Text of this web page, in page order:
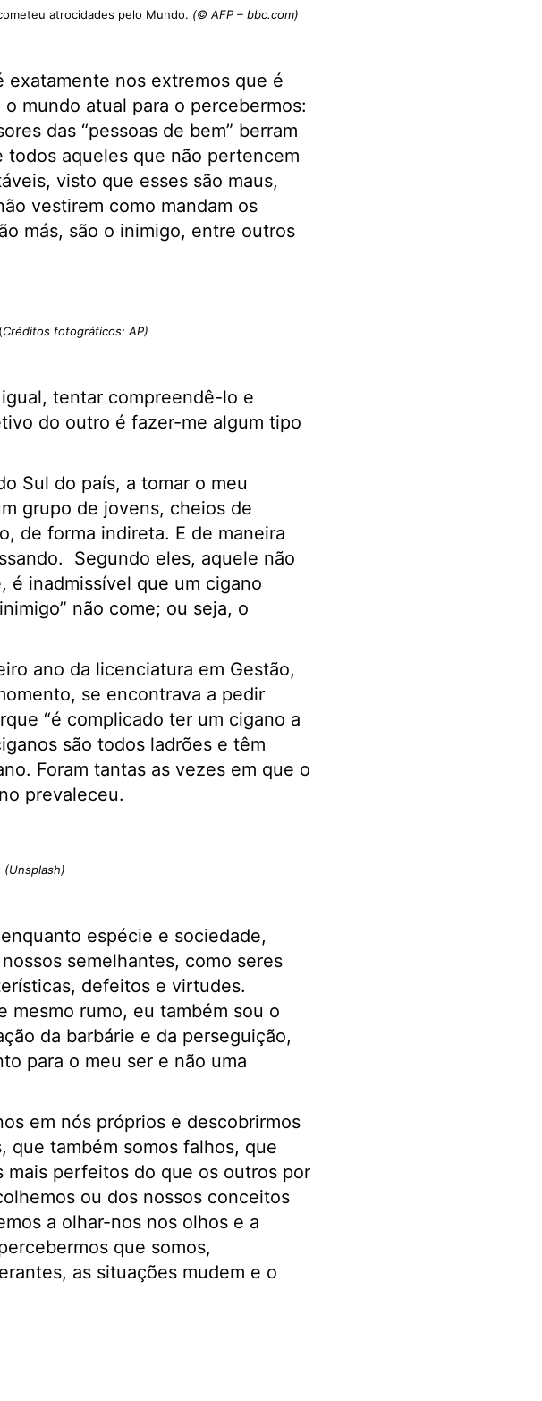
atrocidades pelo Mundo. (© AFP – bbc.com)
exatamente nos extremos que é
mundo atual para o percebermos:
das “pessoas de bem” berram
aqueles que não pertencem
visto que esses são maus,
vestirem como mandam os
más, são o inimigo, entre outros
Créditos fotográficos: AP)
tentar compreendê-lo e
do outro é fazer-me algum tipo
Sul do país, a tomar o meu
grupo de jovens, cheios de
de forma indireta. E de maneira
Segundo eles, aquele não
é inadmissível que um cigano
não come; ou seja, o
ano da licenciatura em Gestão,
se encontrava a pedir
“é complicado ter um cigano a
são todos ladrões e têm
Foram tantas as vezes em que o
prevaleceu.
espécie e sociedade,
semelhantes, como seres
defeitos e virtudes.
mesmo rumo, eu também sou o
da barbárie e da perseguição,
para o meu ser e não uma
em nós próprios e descobrirmos
que também somos falhos, que
mais perfeitos do que os outros por
ou dos nossos conceitos
a olhar-nos nos olhos e a
que somos,
as situações mudem e o